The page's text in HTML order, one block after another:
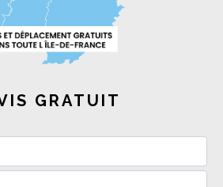
GRATUIT